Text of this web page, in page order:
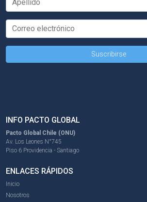
INFO PACTO GLOBAL
Pacto Global Chile (ONU)
Av. Los Leones N°745
Piso 6 Providencia - Santiago
ENLACES RÁPIDOS
Inicio
Nosotros